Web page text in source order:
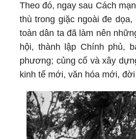
Theo đó, ngay sau Cách
thù trong giặc ngoài đe
toàn dân ta đã làm nên
hội, thành lập Chính phủ,
phương; củng cố và xây
kinh tế mới, văn hóa mới,